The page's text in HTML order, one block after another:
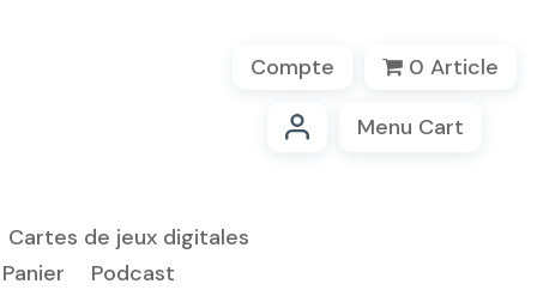
Compte 0 Article
Menu Cart
Cartes de jeux digitales
Panier
Podcast